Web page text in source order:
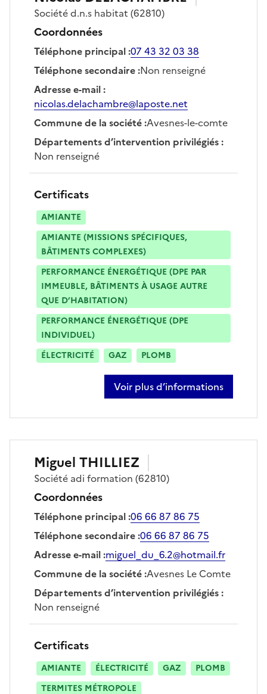
Sociétéd.n.s habitat (62810)
Coordonnées
Téléphone principal:07 43 32 03 38
Téléphone secondaire:Non renseigné
Adresse e-mail:
nicolas.delachambre@laposte.net
Commune de la société:Avesnes-le-comte
Départements d’intervention privilégiés:
Non renseigné
Certificats
AMIANTE
AMIANTE (MISSIONS SPÉCIFIQUES,
BÂTIMENTS COMPLEXES)
PERFORMANCE ÉNERGÉTIQUE (DPE PAR
IMMEUBLE, BÂTIMENTS À USAGE AUTRE
QUE D’HABITATION)
PERFORMANCE ÉNERGÉTIQUE (DPE
INDIVIDUEL)
ÉLECTRICITÉ
GAZ PLOMB
Voir plus d’informations
sur nicolas delachambre
Miguel THILLIEZ
Société adi formation (62810)
Coordonnées
Téléphone principal:06 66 87 86 75
Téléphone secondaire:06 66 87 86 75
Adresse e-mail:miguel_du_6.2@hotmail.fr
Commune de la société:Avesnes Le Comte
Départements d’intervention privilégiés:
Non renseigné
Certificats
AMIANTE ÉLECTRICITÉ GAZ
PLOMB
TERMITES MÉTROPOLE